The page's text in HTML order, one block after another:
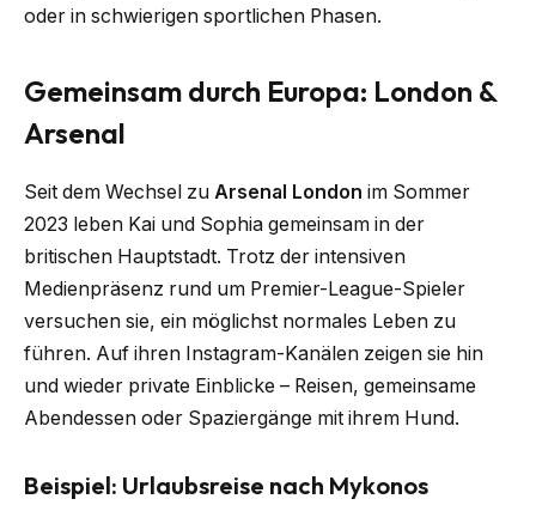
oder in schwierigen sportlichen Phasen.
Gemeinsam durch Europa: London &
Arsenal
Seit dem Wechsel zu Arsenal London im Sommer
2023 leben Kai und Sophia gemeinsam in der
britischen Hauptstadt. Trotz der intensiven
Medienpräsenz rund um Premier-League-Spieler
versuchen sie, ein möglichst normales Leben zu
führen. Auf ihren Instagram-Kanälen zeigen sie hin
und wieder private Einblicke – Reisen, gemeinsame
Abendessen oder Spaziergänge mit ihrem Hund.
Beispiel: Urlaubsreise nach Mykonos